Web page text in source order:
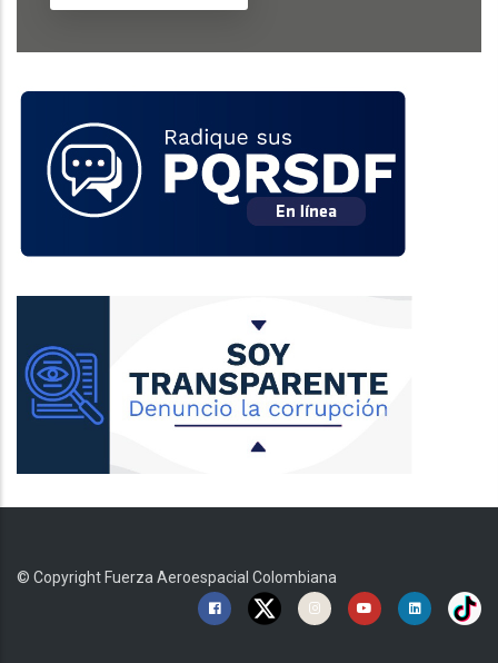
© Copyright Fuerza Aeroespacial Colombiana